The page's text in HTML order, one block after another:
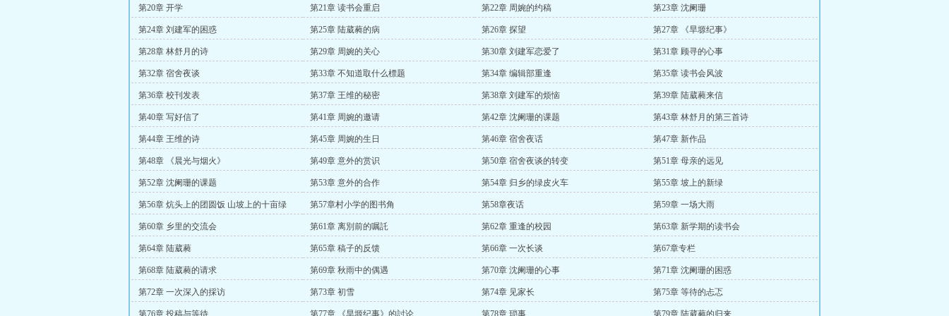
第20章 开学 第21章 读书会重启 第22章 周婉的约稿 第23章 沈阑珊
第24章 刘建军的困惑 第25章 陆葳蕤的病 第26章 探望 第27章 《旱塬纪事》
第28章 林舒月的诗 第29章 周婉的关心 第30章 刘建军恋爱了 第31章 顾寻的心事
第32章 宿舍夜谈 第33章 不知道取什么標题 第34章 编辑部重逢 第35章 读书会风波
第36章 校刊发表 第37章 王维的秘密 第38章 刘建军的烦恼 第39章 陆葳蕤来信
第40章 写好信了 第41章 周婉的邀请 第42章 沈阑珊的课题 第43章 林舒月的第三首诗
第44章 王维的诗 第45章 周婉的生日 第46章 宿舍夜话 第47章 新作品
第48章 《晨光与烟火》 第49章 意外的赏识 第50章 宿舍夜谈的转变 第51章 母亲的远见
第52章 沈阑珊的课题 第53章 意外的合作 第54章 归乡的绿皮火车 第55章 坡上的新绿
第56章 炕头上的团圆饭 山坡上的十亩绿 第57章村小学的图书角 第58章夜话 第59章 一场大雨
第60章 乡里的交流会 第61章 离別前的嘱託 第62章 重逢的校园 第63章 新学期的读书会
第64章 陆葳蕤 第65章 稿子的反馈 第66章 一次长谈 第67章专栏
第68章 陆葳蕤的请求 第69章 秋雨中的偶遇 第70章 沈阑珊的心事 第71章 沈阑珊的困惑
第72章 一次深入的採访 第73章 初雪 第74章 见家长 第75章 等待的忐忑
第76章 投稿与等待 第77章 《旱塬纪事》的討论 第78章 琐事 第79章 陆葳蕤的归来